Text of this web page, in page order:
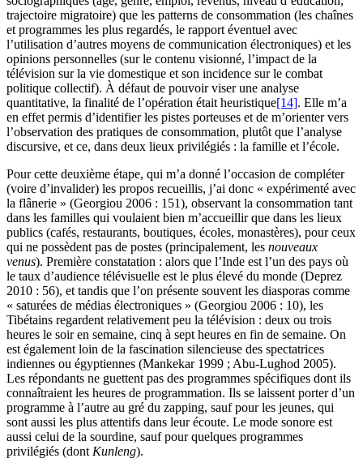
trajectoire migratoire) que les patterns de consommation (les chaînes
et programmes les plus regardés, le rapport éventuel avec
l’utilisation d’autres moyens de communication électroniques) et les
opinions personnelles (sur le contenu visionné, l’impact de la
télévision sur la vie domestique et son incidence sur le combat
politique collectif). À défaut de pouvoir viser une analyse
quantitative, la finalité de l’opération était heuristique[14]. Elle m’a
en effet permis d’identifier les pistes porteuses et de m’orienter vers
l’observation des pratiques de consommation, plutôt que l’analyse
discursive, et ce, dans deux lieux privilégiés : la famille et l’école.
Pour cette deuxième étape, qui m’a donné l’occasion de compléter
(voire d’invalider) les propos recueillis, j’ai donc « expérimenté avec
la flânerie » (Georgiou 2006 : 151), observant la consommation tant
dans les familles qui voulaient bien m’accueillir que dans les lieux
publics (cafés, restaurants, boutiques, écoles, monastères), pour ceux
qui ne possèdent pas de postes (principalement, les nouveaux
venus). Première constatation : alors que l’Inde est l’un des pays où
le taux d’audience télévisuelle est le plus élevé du monde (Deprez
2010 : 56), et tandis que l’on présente souvent les diasporas comme
« saturées de médias électroniques » (Georgiou 2006 : 10), les
Tibétains regardent relativement peu la télévision : deux ou trois
heures le soir en semaine, cinq à sept heures en fin de semaine. On
est également loin de la fascination silencieuse des spectatrices
indiennes ou égyptiennes (Mankekar 1999 ; Abu-Lughod 2005).
Les répondants ne guettent pas des programmes spécifiques dont ils
connaîtraient les heures de programmation. Ils se laissent porter d’un
programme à l’autre au gré du zapping, sauf pour les jeunes, qui
sont aussi les plus attentifs dans leur écoute. Le mode sonore est
aussi celui de la sourdine, sauf pour quelques programmes
privilégiés (dont Kunleng).